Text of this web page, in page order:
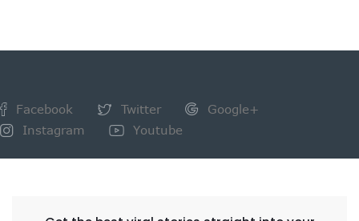
Facebook Twitter
Google+
Instagram
Youtube